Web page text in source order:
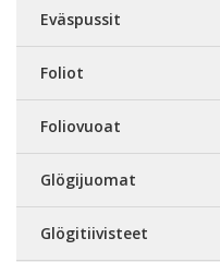
Eväspussit
Foliot
Foliovuoat
Glögijuomat
Glögitiivisteet